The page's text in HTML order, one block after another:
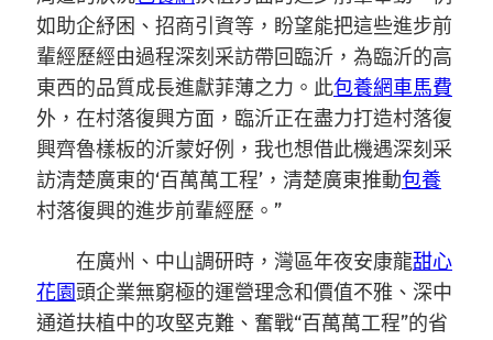
如助企紓困、招商引資等，盼望能把這些進步前
輩經歷經由過程深刻采訪帶回臨沂，為臨沂的高
東西的品質成長進獻菲薄之力。此包養網車馬費
外，在村落復興方面，臨沂正在盡力打造村落復
興齊魯樣板的沂蒙好例，我也想借此機遇深刻采
訪清楚廣東的‘百萬萬工程’，清楚廣東推動包養
村落復興的進步前輩經歷。”
在廣州、中山調研時，灣區年夜安康龍甜心
花園頭企業無窮極的運營理念和價值不雅、深中
通道扶植中的攻堅克難、奮戰“百萬萬工程”的省